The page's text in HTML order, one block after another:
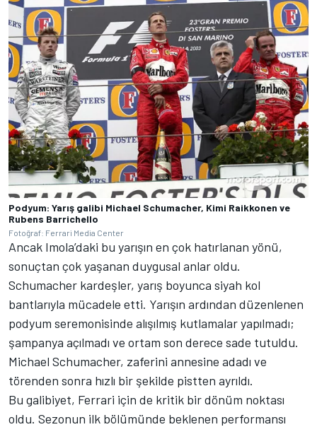
Podyum: Yarış galibi Michael Schumacher, Kimi Raikkonen ve
Rubens Barrichello
Fotoğraf: Ferrari Media Center
Ancak Imola’daki bu yarışın en çok hatırlanan yönü,
sonuçtan çok yaşanan duygusal anlar oldu.
Schumacher kardeşler, yarış boyunca siyah kol
bantlarıyla mücadele etti. Yarışın ardından düzenlenen
podyum seremonisinde alışılmış kutlamalar yapılmadı;
şampanya açılmadı ve ortam son derece sade tutuldu.
Michael Schumacher, zaferini annesine adadı ve
törenden sonra hızlı bir şekilde pistten ayrıldı.
Bu galibiyet, Ferrari için de kritik bir dönüm noktası
oldu. Sezonun ilk bölümünde beklenen performansı